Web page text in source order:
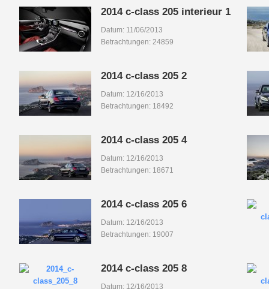
2014 c-class 205 interieur 1
Datum: 11/06/2013
Betrachtungen: 24859
2014 c-class 205 2
Datum: 12/16/2013
Betrachtungen: 18492
2014 c-class 205 4
Datum: 12/16/2013
Betrachtungen: 18671
2014 c-class 205 6
Datum: 12/16/2013
Betrachtungen: 19007
2014 c-class 205 8
Datum: 12/16/2013